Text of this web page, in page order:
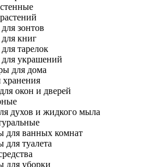
зонтов
книг
тарелок
украшений
для дома
окон и дверей
духов и жидкого мыла
для ванных комнат
для туалета
для уборки